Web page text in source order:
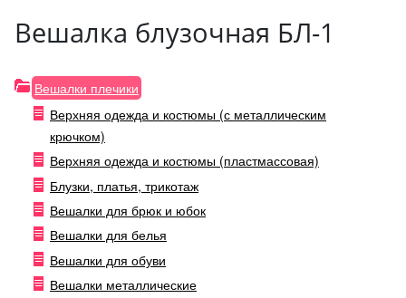
Вешалка блузочная БЛ-1
Вешалки плечики
Верхняя одежда и костюмы (с металлическим
крючком)
Верхняя одежда и костюмы (пластмассовая)
Блузки, платья, трикотаж
Вешалки для брюк и юбок
Вешалки для белья
Вешалки для обуви
Вешалки металлические